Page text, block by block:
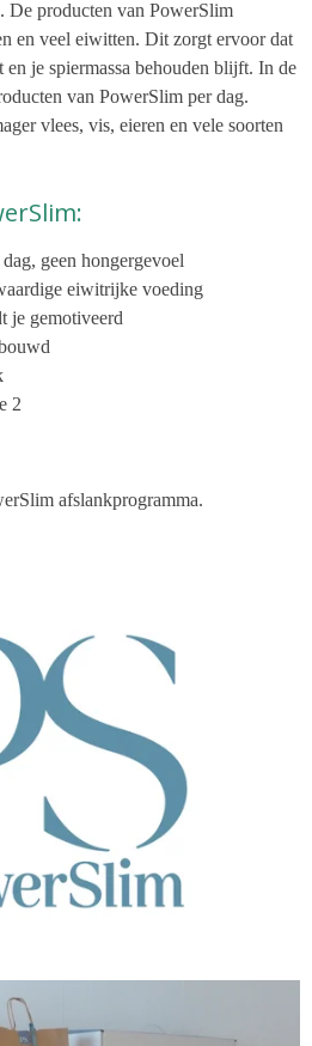
De producten van PowerSlim
en veel eiwitten. Dit zorgt ervoor dat
je spiermassa behouden blijft. In de
van PowerSlim per dag.
vlees, vis, eieren en vele soorten
geen hongergevoel
eiwitrijke voeding
je gemotiveerd
2
afslankprogramma.